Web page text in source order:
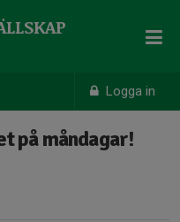
Logga in
på måndagar!